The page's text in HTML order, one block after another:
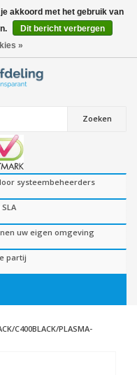
Zoeken
systeembeheerders
uw eigen omgeving
partij
C400BLACK/PLASMA-
akkoord met het gebruik van
Dit bericht verbergen
»